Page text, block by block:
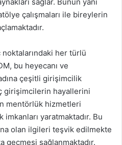
çalışmaları ile bireylerin
noktalarındaki her türlü
bu heyecanı ve
çeşitli girişimcilik
girişimcilerin hayallerini
mentörlük hizmetleri
yaratmaktadır. Bu
olan ilgileri teşvik edilmekte
geçmesi sağlanmaktadır.